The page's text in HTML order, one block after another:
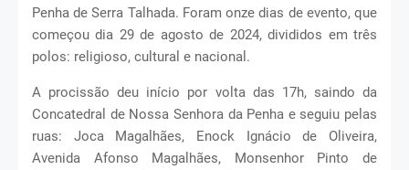
Penha de Serra Talhada. Foram onze dias de evento, que
começou dia 29 de agosto de 2024, divididos em três
polos: religioso, cultural e nacional.
A procissão deu início por volta das 17h, saindo da
Concatedral de Nossa Senhora da Penha e seguiu pelas
ruas: Joca Magalhães, Enock Ignácio de Oliveira,
Avenida Afonso Magalhães, Monsenhor Pinto de